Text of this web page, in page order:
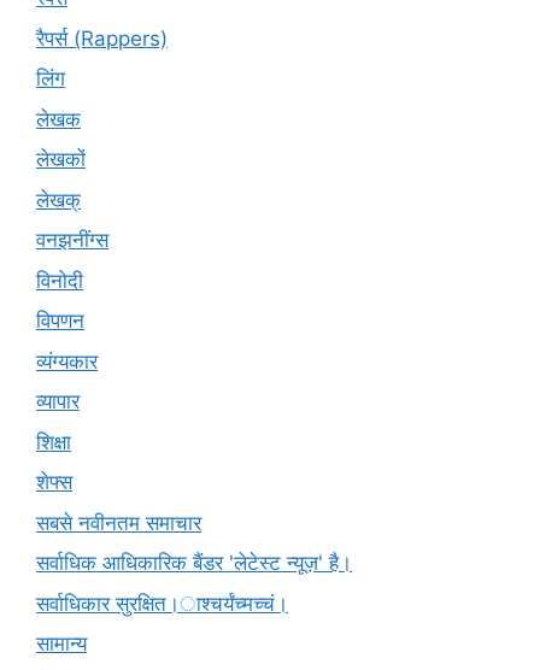
रैपर्स (Rappers)
लिंग
लेखक
लेखकों
लेखक्
वनझनींग्स
विनोदी
विपणन
व्यंग्यकार
व्यापार
शिक्षा
शेफ्स
सबसे नवीनतम समाचार
सर्वाधिक आधिकारिक बैंडर 'लेटेस्ट न्यूज़' है।
सर्वाधिकार सुरक्षित।ाश्चर्यंच्मच्चं।
सामान्य